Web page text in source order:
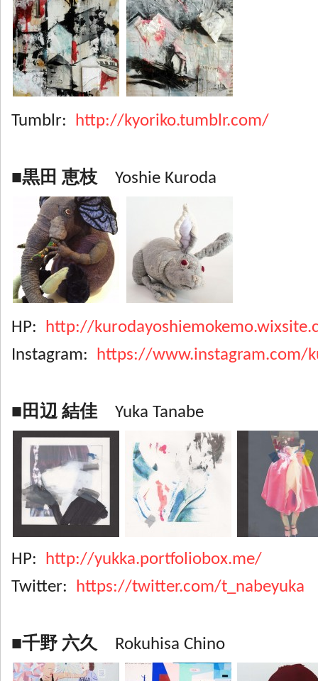
Tumblr: http://kyoriko.tumblr.com/
■黒田 恵枝Yoshie Kuroda
HP: http://
Instagram: https://www.instagram.com/
■田辺 結佳Yuka Tanabe
HP: http://yukka.portfoliobox.me/
Twitter: https://twitter.com/t_nabeyuka
■千野 六久Rokuhisa Chino